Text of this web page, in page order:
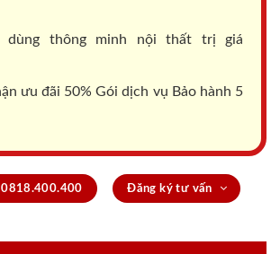
dùng thông minh nội thất trị giá
ưu đãi 50% Gói dịch vụ Bảo hành 5
0818.400.400 Đăng ký tư vấn